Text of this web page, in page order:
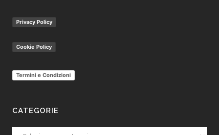
Privacy Policy
Cookie Policy
Termini e Condizioni
CATEGORIE
Categorie